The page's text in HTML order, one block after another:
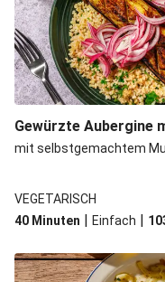
Gewürzte Aubergine
mit selbstgemachtem
VEGETARISCH
40 Minuten | Einfach |